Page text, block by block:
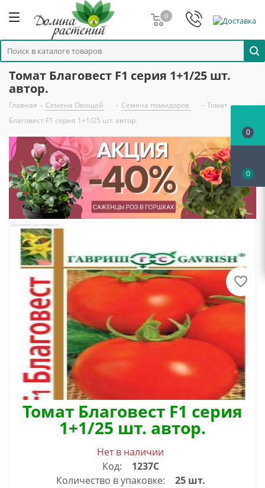
0
Томат Благовест F1 серия 1+1/25 шт.
автор.
Главная - Семена Овощей - Семена помидоров - Томат
Благовест F1 серия 1+1/25 шт. автор.
Томат Благовест F1 серия
1+1/25 шт. автор.
Нет в наличии
Код:
1237С
Количество в упаковке:
25 шт.
0
0